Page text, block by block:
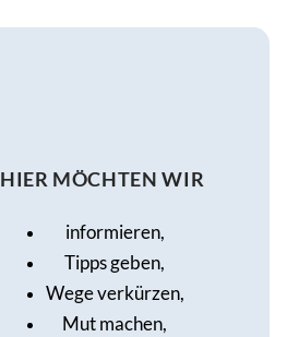
HIER MÖCHTEN WIR
informieren,
Tipps geben,
Wege verkürzen,
Mut machen,